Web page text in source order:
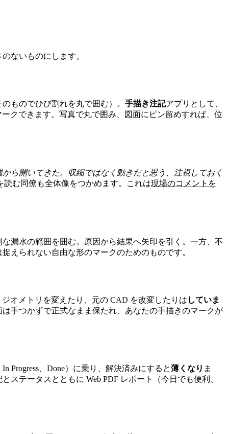
ないものにします。
ものでひび割れを丸で囲む）。 手描き注記アプリとして、
クできます。写真で丸で囲み、図面にピン留めすれば、位
から開いてきた。収縮ではなく動きだと思う、注視しておく
む同僚も全体像をつかめます。これは現場のコメントを
漏水の範囲を囲む。原因から結果へ矢印を引く。一方、不
られない自由な形のマークのためのものです。
オメトリを変えたり、元の CAD を改変したりは していま
手つかずで正式なまま保たれ、あなたの手描きのマークが
In Progress、Done）に乗り、解決済みにすると薄くなり ま
テータスとともに Web PDF レポート（今日でも便利、